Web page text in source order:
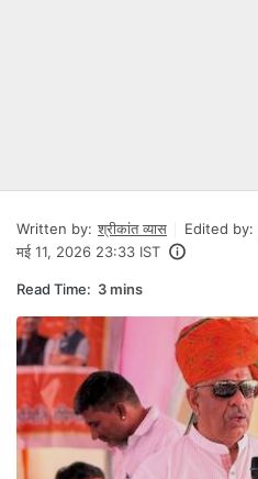
Written by: श्रीकांत व्यास Edited by:
मई 11, 2026 23:33 IST
Read Time: 3 mins